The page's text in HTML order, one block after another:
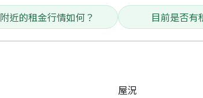
附近的租金行情如何？ 目前是否有
屋況